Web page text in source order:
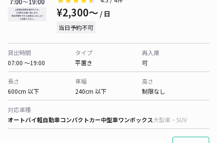
¥2,300〜 / 日
当日予約不可
貸出時間
07:00 〜19:00
タイプ
平置き
再入庫
可
長さ
600cm 以下
車幅
240cm 以下
高さ
制限なし
対応車種
オートバイ軽自動車コンパクトカー中型車ワンボックス大型車・SUV